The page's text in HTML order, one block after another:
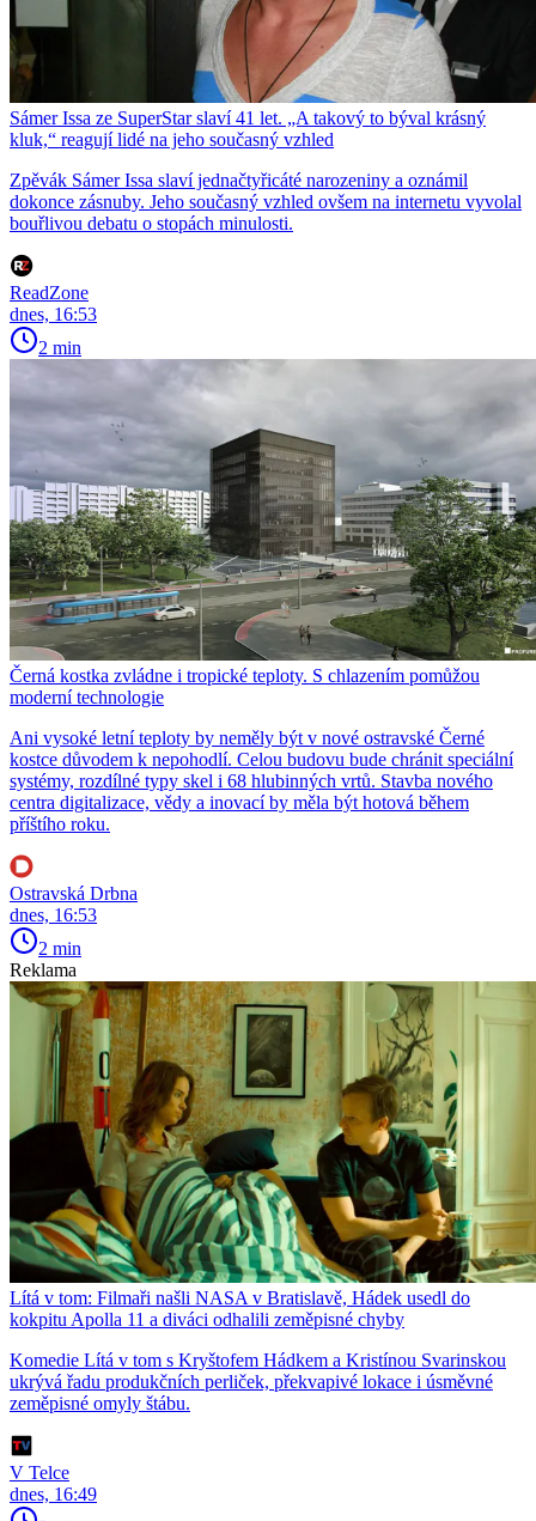
Sámer Issa ze SuperStar slaví 41 let. „A takový to býval krásný
kluk,“ reagují lidé na jeho současný vzhled
Zpěvák Sámer Issa slaví jednačtyřicáté narozeniny a oznámil
dokonce zásnuby. Jeho současný vzhled ovšem na internetu vyvolal
bouřlivou debatu o stopách minulosti.
ReadZone
dnes, 16:53
2 min
Černá kostka zvládne i tropické teploty. S chlazením pomůžou
moderní technologie
Ani vysoké letní teploty by neměly být v nové ostravské Černé
kostce důvodem k nepohodlí. Celou budovu bude chránit speciální
systémy, rozdílné typy skel i 68 hlubinných vrtů. Stavba nového
centra digitalizace, vědy a inovací by měla být hotová během
příštího roku.
Ostravská Drbna
dnes, 16:53
2 min
Reklama
Lítá v tom: Filmaři našli NASA v Bratislavě, Hádek usedl do
kokpitu Apolla 11 a diváci odhalili zeměpisné chyby
Komedie Lítá v tom s Kryštofem Hádkem a Kristínou Svarinskou
ukrývá řadu produkčních perliček, překvapivé lokace i úsměvné
zeměpisné omyly štábu.
V Telce
dnes, 16:49